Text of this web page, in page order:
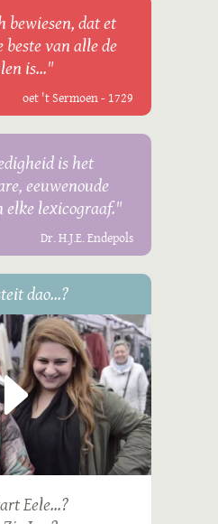
bewiesen, dat et
beste van alle de
is..."
oet 't Sermoen - 1729
is het
eeuwenoude
elke lexicograaf."
Dr. H.J.E. Endepols
dao...?
Eele...?